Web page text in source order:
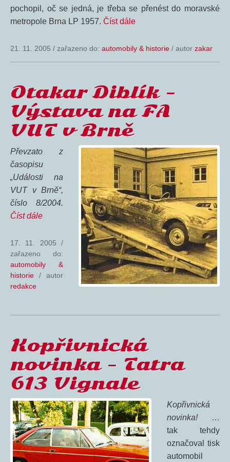
pochopil, oč se jedná, je třeba se přenést do moravské
metropole Brna LP 1957. Číst dále
21. 11. 2005 / zařazeno do: automobily & historie / autor zakar
Otakar Diblík –
Výstava na FA
VUT v Brně
Převzato z
časopisu
„Události na
VUT v Brně“,
číslo 8/2004.
Číst dále
17. 11. 2005 /
zařazeno do:
automobily &
historie / autor
redakce
Kopřivnická
novinka – Tatra
613 Vignale
Kopřivnická
novinka!…
tak tehdy
označoval tisk
automobil